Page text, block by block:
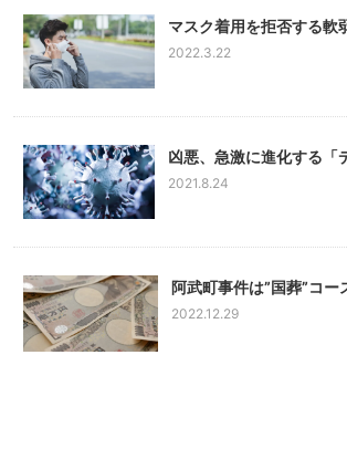
マスク着用を拒否する軟
2022.3.22
凶悪、急激に進化する「
2021.8.24
阿武町事件は”国葬”コー
2022.12.29